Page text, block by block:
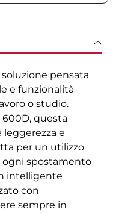
soluzione pensata
e funzionalità
o studio.
questa
e
per un utilizzo
spostamento
intelligente
con
sempre in